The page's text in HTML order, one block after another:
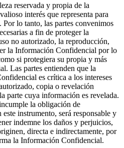
reservada y propia de la
interés que representa para
lo tanto, las partes convenimos
a fin de proteger la
no autorizado, la reproducción,
la Información Confidencial por lo
si protegiera su propia y más
Las partes entienden que la
es crítica a los intereses
copia o revelación
parte cuya información es revelada.
la obligación de
instrumento, será responsable y
indemne los daños y perjuicios,
directa e indirectamente, por
la Información Confidencial.